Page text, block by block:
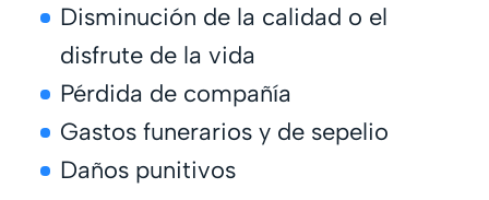
Disminución de la calidad o el
disfrute de la vida
Pérdida de compañía
Gastos funerarios y de sepelio
Daños punitivos